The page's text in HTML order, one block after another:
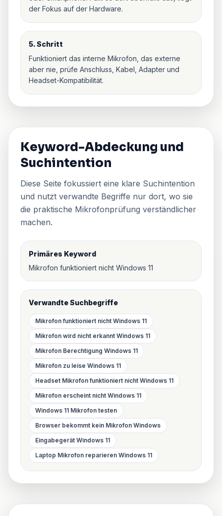
der Fokus auf der Hardware.
5. Schritt
Funktioniert das interne Mikrofon, das externe
aber nie, prüfe Anschluss, Kabel, Adapter und
Headset-Kompatibilität.
Keyword-Abdeckung und
Suchintention
Diese Seite fokussiert eine klare Suchintention
und nutzt verwandte Begriffe nur dort, wo sie
die praktische Mikrofonprüfung verständlicher
machen.
Primäres Keyword
Mikrofon funktioniert nicht Windows 11
Verwandte Suchbegriffe
Mikrofon funktioniert nicht Windows 11
Mikrofon wird nicht erkannt Windows 11
Mikrofon Berechtigung Windows 11
Mikrofon zu leise Windows 11
Headset Mikrofon funktioniert nicht Windows 11
Mikrofon erscheint nicht Windows 11
Windows 11 Mikrofon testen
Browser bekommt kein Mikrofon Windows
Eingabegerät Windows 11
Laptop Mikrofon reparieren Windows 11